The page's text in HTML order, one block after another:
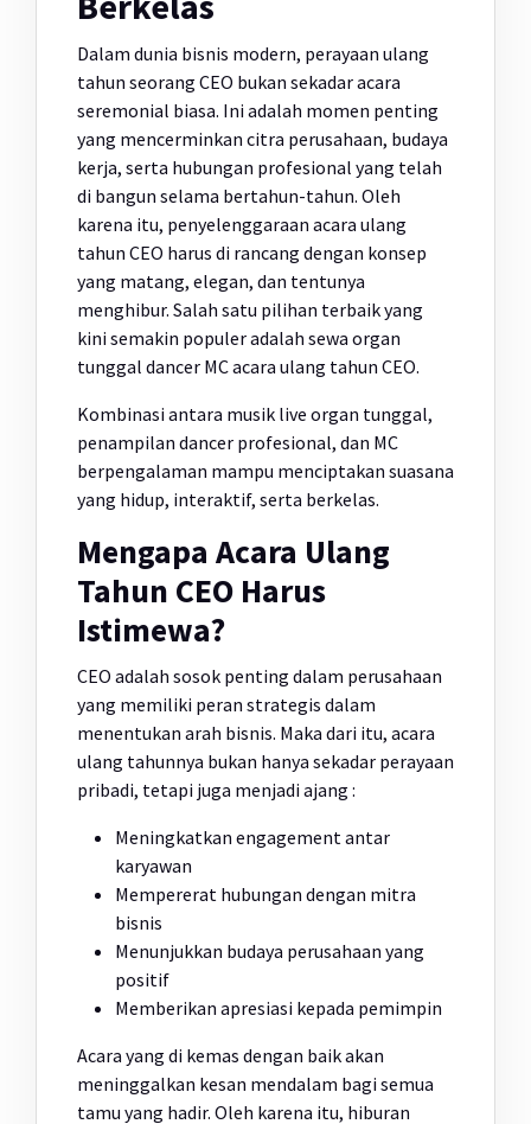
Dalam dunia bisnis modern, perayaan ulang
tahun seorang CEO bukan sekadar acara
seremonial biasa. Ini adalah momen penting
yang mencerminkan citra perusahaan, budaya
kerja, serta hubungan profesional yang telah
di bangun selama bertahun-tahun. Oleh
karena itu, penyelenggaraan acara ulang
tahun CEO harus di rancang dengan konsep
yang matang, elegan, dan tentunya
menghibur. Salah satu pilihan terbaik yang
kini semakin populer adalah sewa organ
tunggal dancer MC acara ulang tahun CEO.
Kombinasi antara musik live organ tunggal,
penampilan dancer profesional, dan MC
berpengalaman mampu menciptakan suasana
yang hidup, interaktif, serta berkelas.
Mengapa Acara Ulang
Tahun CEO Harus
Istimewa?
CEO adalah sosok penting dalam perusahaan
yang memiliki peran strategis dalam
menentukan arah bisnis. Maka dari itu, acara
ulang tahunnya bukan hanya sekadar perayaan
pribadi, tetapi juga menjadi ajang :
Meningkatkan engagement antar
karyawan
Mempererat hubungan dengan mitra
bisnis
Menunjukkan budaya perusahaan yang
positif
Memberikan apresiasi kepada pemimpin
Acara yang di kemas dengan baik akan
meninggalkan kesan mendalam bagi semua
tamu yang hadir. Oleh karena itu, hiburan